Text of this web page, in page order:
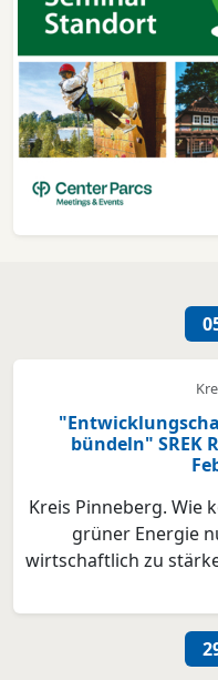
bündeln" SREK
Kreis Pinneberg. Wie
grüner Energie
wirtschaftlich zu
besonders für
Zukunft für ein